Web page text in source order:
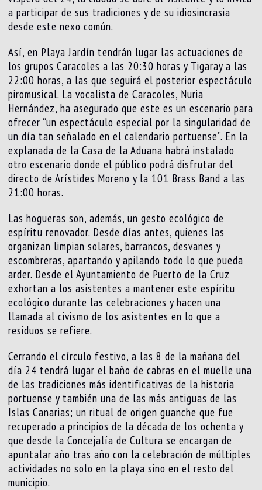
a participar de sus tradiciones y de su idiosincrasia
desde este nexo común.
Así, en Playa Jardín tendrán lugar las actuaciones de
los grupos Caracoles a las 20:30 horas y Tigaray a las
22:00 horas, a las que seguirá el posterior espectáculo
piromusical. La vocalista de Caracoles, Nuria
Hernández, ha asegurado que este es un escenario para
ofrecer “un espectáculo especial por la singularidad de
un día tan señalado en el calendario portuense”. En la
explanada de la Casa de la Aduana habrá instalado
otro escenario donde el público podrá disfrutar del
directo de Arístides Moreno y la 101 Brass Band a las
21:00 horas.
Las hogueras son, además, un gesto ecológico de
espíritu renovador. Desde días antes, quienes las
organizan limpian solares, barrancos, desvanes y
escombreras, apartando y apilando todo lo que pueda
arder. Desde el Ayuntamiento de Puerto de la Cruz
exhortan a los asistentes a mantener este espíritu
ecológico durante las celebraciones y hacen una
llamada al civismo de los asistentes en lo que a
residuos se refiere.
Cerrando el círculo festivo, a las 8 de la mañana del
día 24 tendrá lugar el baño de cabras en el muelle una
de las tradiciones más identificativas de la historia
portuense y también una de las más antiguas de las
Islas Canarias; un ritual de origen guanche que fue
recuperado a principios de la década de los ochenta y
que desde la Concejalía de Cultura se encargan de
apuntalar año tras año con la celebración de múltiples
actividades no solo en la playa sino en el resto del
municipio.